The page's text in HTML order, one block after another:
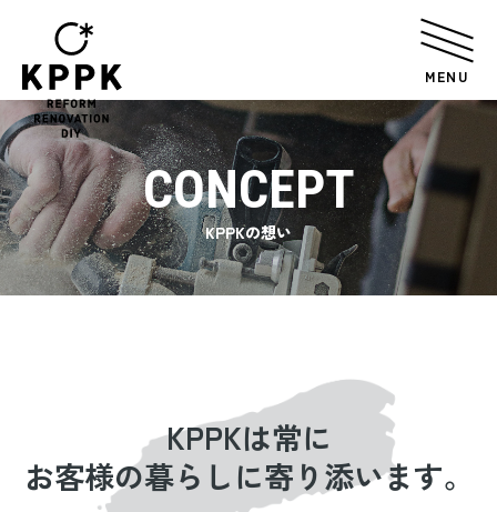
メ
ニ
ュ
ー
CONCEPT
KPPKの想い
KPPKは常に
お客様の暮らしに寄り添います。